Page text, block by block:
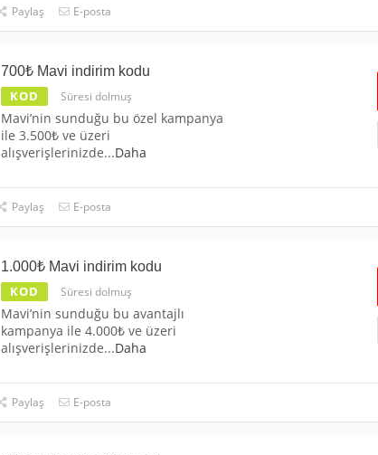
Paylaş E-posta
700₺ Mavi indirim kodu
KOD Süresi dolmuş
Mavi’nin sunduğu bu özel kampanya
ile 3.500₺ ve üzeri
alışverişlerinizde...Daha
Paylaş E-posta
1.000₺ Mavi indirim kodu
KOD Süresi dolmuş
Mavi’nin sunduğu bu avantajlı
kampanya ile 4.000₺ ve üzeri
alışverişlerinizde...Daha
Paylaş E-posta